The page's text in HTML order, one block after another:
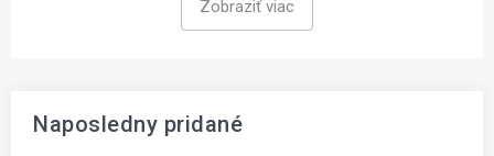
Zobraziť viac
Naposledny pridané